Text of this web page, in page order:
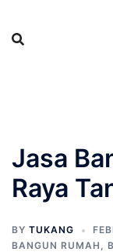
content
Jasa
Raya
BY TUKANG
BANGUN RUMAH ,